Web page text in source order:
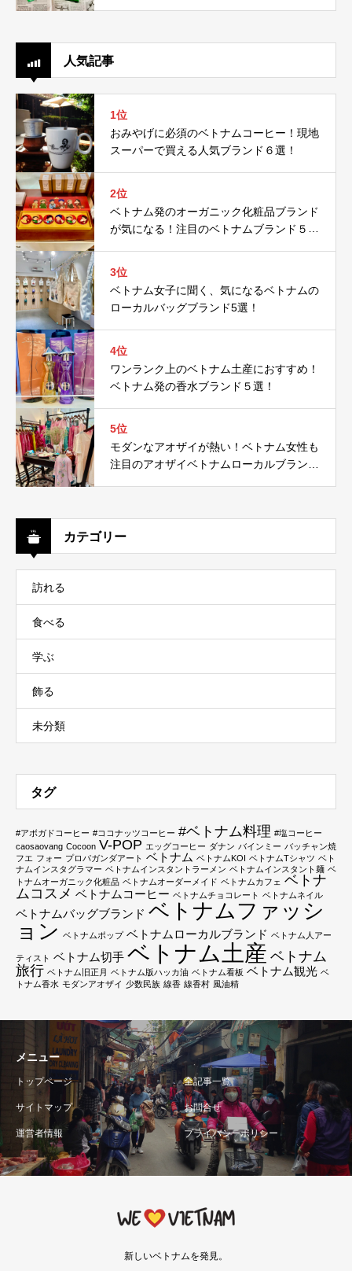
人気記事
1位
おみやげに必須のベトナムコーヒー！現地
スーパーで買える人気ブランド６選！
2位
ベトナム発のオーガニック化粧品ブランド
が気になる！注目のベトナムブランド５
3位
ベトナム女子に聞く、気になるベトナムの
ローカルバッグブランド5選！
4位
ワンランク上のベトナム土産におすすめ！
ベトナム発の香水ブランド５選！
5位
モダンなアオザイが熱い！ベトナム女性も
注目のアオザイベトナムローカルブランド
カテゴリー
訪れる
食べる
学ぶ
飾る
未分類
タグ
#アボガドコーヒー #ココナッツコーヒー #ベトナム料理 #塩コーヒー
caosaovang Cocoon V-POP エッグコーヒー ダナン バインミー バッチャン焼
フエ フォー プロパガンダアート ベトナム ベトナムKOI ベトナムTシャツ ベト
ナムインスタグラマー ベトナムインスタントラーメン ベトナムインスタント麺 ベ
トナムオーガニック化粧品 ベトナムオーダーメイド ベトナムカフェ ベトナ
ムコスメ ベトナムコーヒー ベトナムチョコレート ベトナムネイル
ベトナムバッグブランド ベトナムファッシ
ョン ベトナムポップ ベトナムローカルブランド ベトナム人アー
ティスト ベトナム切手 ベトナム土産 ベトナム
旅行 ベトナム旧正月 ベトナム版ハッカ油 ベトナム看板 ベトナム観光 ベ
トナム香水 モダンアオザイ 少数民族 線香 線香村 風油精
メニュー
トップページ 全記事一覧
サイトマップ お問合せ
運営者情報 プライバシーポリシー
新しいベトナムを発見。